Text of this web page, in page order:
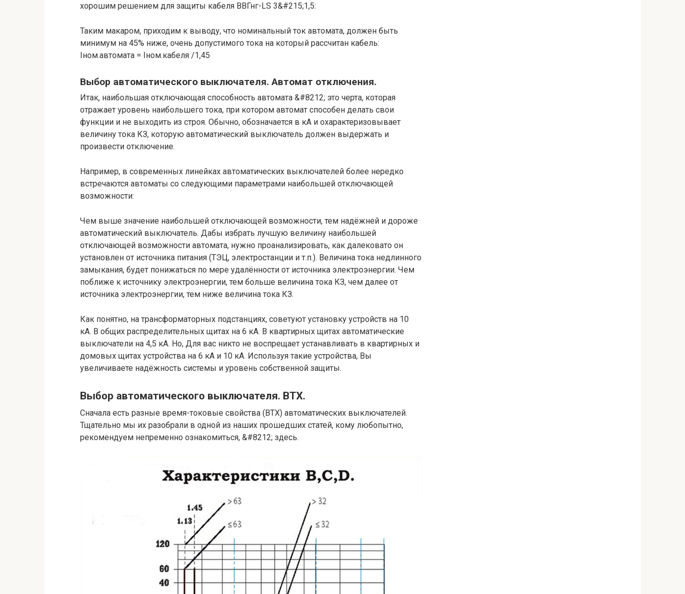
хорошим решением для защиты кабеля ВВГнг-LS 3&#215;1,5:
Таким макаром, приходим к выводу, что номинальный ток автомата, должен быть
минимум на 45% ниже, очень допустимого тока на который рассчитан кабель:
Iном.автомата = Iном.кабеля /1,45
Выбор автоматического выключателя. Автомат отключения.
Итак, наибольшая отключающая способность автомата &#8212; это черта, которая
отражает уровень наибольшего тока, при котором автомат способен делать свои
функции и не выходить из строя. Обычно, обозначается в кА и охарактеризовывает
величину тока КЗ, которую автоматический выключатель должен выдержать и
произвести отключение.
Например, в современных линейках автоматических выключателей более нередко
встречаются автоматы со следующими параметрами наибольшей отключающей
возможности:
Чем выше значение наибольшей отключающей возможности, тем надёжней и дороже
автоматический выключатель. Дабы избрать лучшую величину наибольшей
отключающей возможности автомата, нужно проанализировать, как далековато он
установлен от источника питания (ТЭЦ, электростанции и т.п.). Величина тока недлинного
замыкания, будет понижаться по мере удалённости от источника электроэнергии. Чем
поближе к источнику электроэнергии, тем больше величина тока КЗ, чем далее от
источника электроэнергии, тем ниже величина тока КЗ.
Как понятно, на трансформаторных подстанциях, советуют установку устройств на 10
кА. В общих распределительных щитах на 6 кА. В квартирных щитах автоматические
выключатели на 4,5 кА. Но, Для вас никто не воспрещает устанавливать в квартирных и
домовых щитах устройства на 6 кА и 10 кА. Используя такие устройства, Вы
увеличиваете надёжность системы и уровень собственной защиты.
Выбор автоматического выключателя. ВТХ.
Сначала есть разные время-токовые свойства (ВТХ) автоматических выключателей.
Тщательно мы их разобрали в одной из наших прошедших статей, кому любопытно,
рекомендуем непременно ознакомиться, &#8212; здесь.